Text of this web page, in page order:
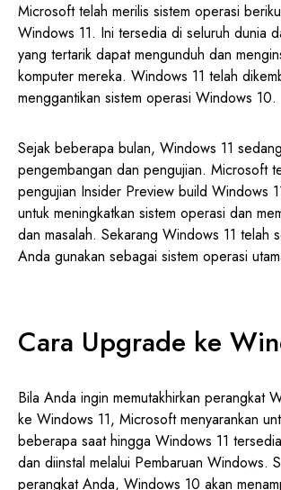
Microsoft telah merilis sistem operasi
Windows 11. Ini tersedia di seluruh dunia
yang tertarik dapat mengunduh dan
komputer mereka. Windows 11 telah
menggantikan sistem operasi Windows 10.
Sejak beberapa bulan, Windows 11
pengembangan dan pengujian. Microsoft
pengujian Insider Preview build Windows
untuk meningkatkan sistem operasi dan
dan masalah. Sekarang Windows 11 telah
Anda gunakan sebagai sistem operasi
Cara Upgrade ke
Bila Anda ingin memutakhirkan perangkat
ke Windows 11, Microsoft menyarankan
beberapa saat hingga Windows 11
dan diinstal melalui Pembaruan Windows.
perangkat Anda, Windows 10 akan